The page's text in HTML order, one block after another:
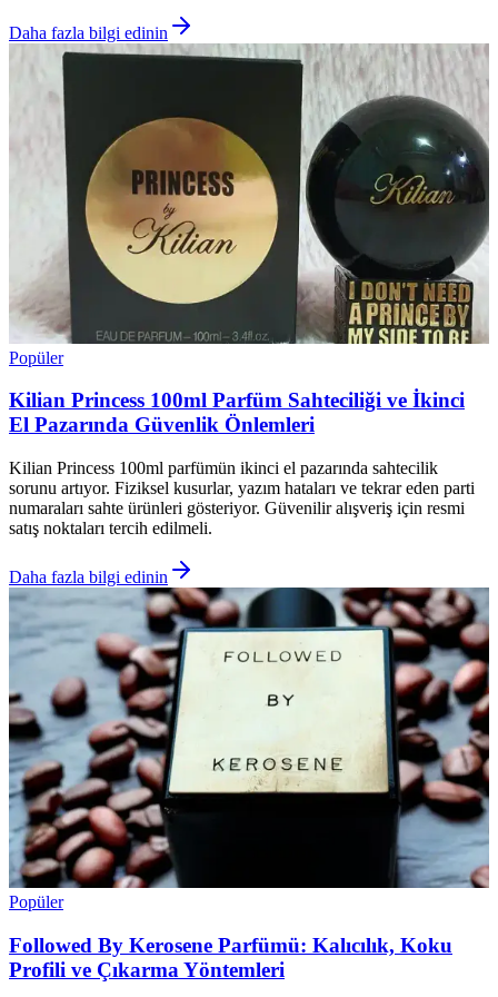
Daha fazla bilgi edinin
Popüler
Kilian Princess 100ml Parfüm Sahteciliği ve İkinci
El Pazarında Güvenlik Önlemleri
Kilian Princess 100ml parfümün ikinci el pazarında sahtecilik
sorunu artıyor. Fiziksel kusurlar, yazım hataları ve tekrar eden parti
numaraları sahte ürünleri gösteriyor. Güvenilir alışveriş için resmi
satış noktaları tercih edilmeli.
Daha fazla bilgi edinin
Popüler
Followed By Kerosene Parfümü: Kalıcılık, Koku
Profili ve Çıkarma Yöntemleri